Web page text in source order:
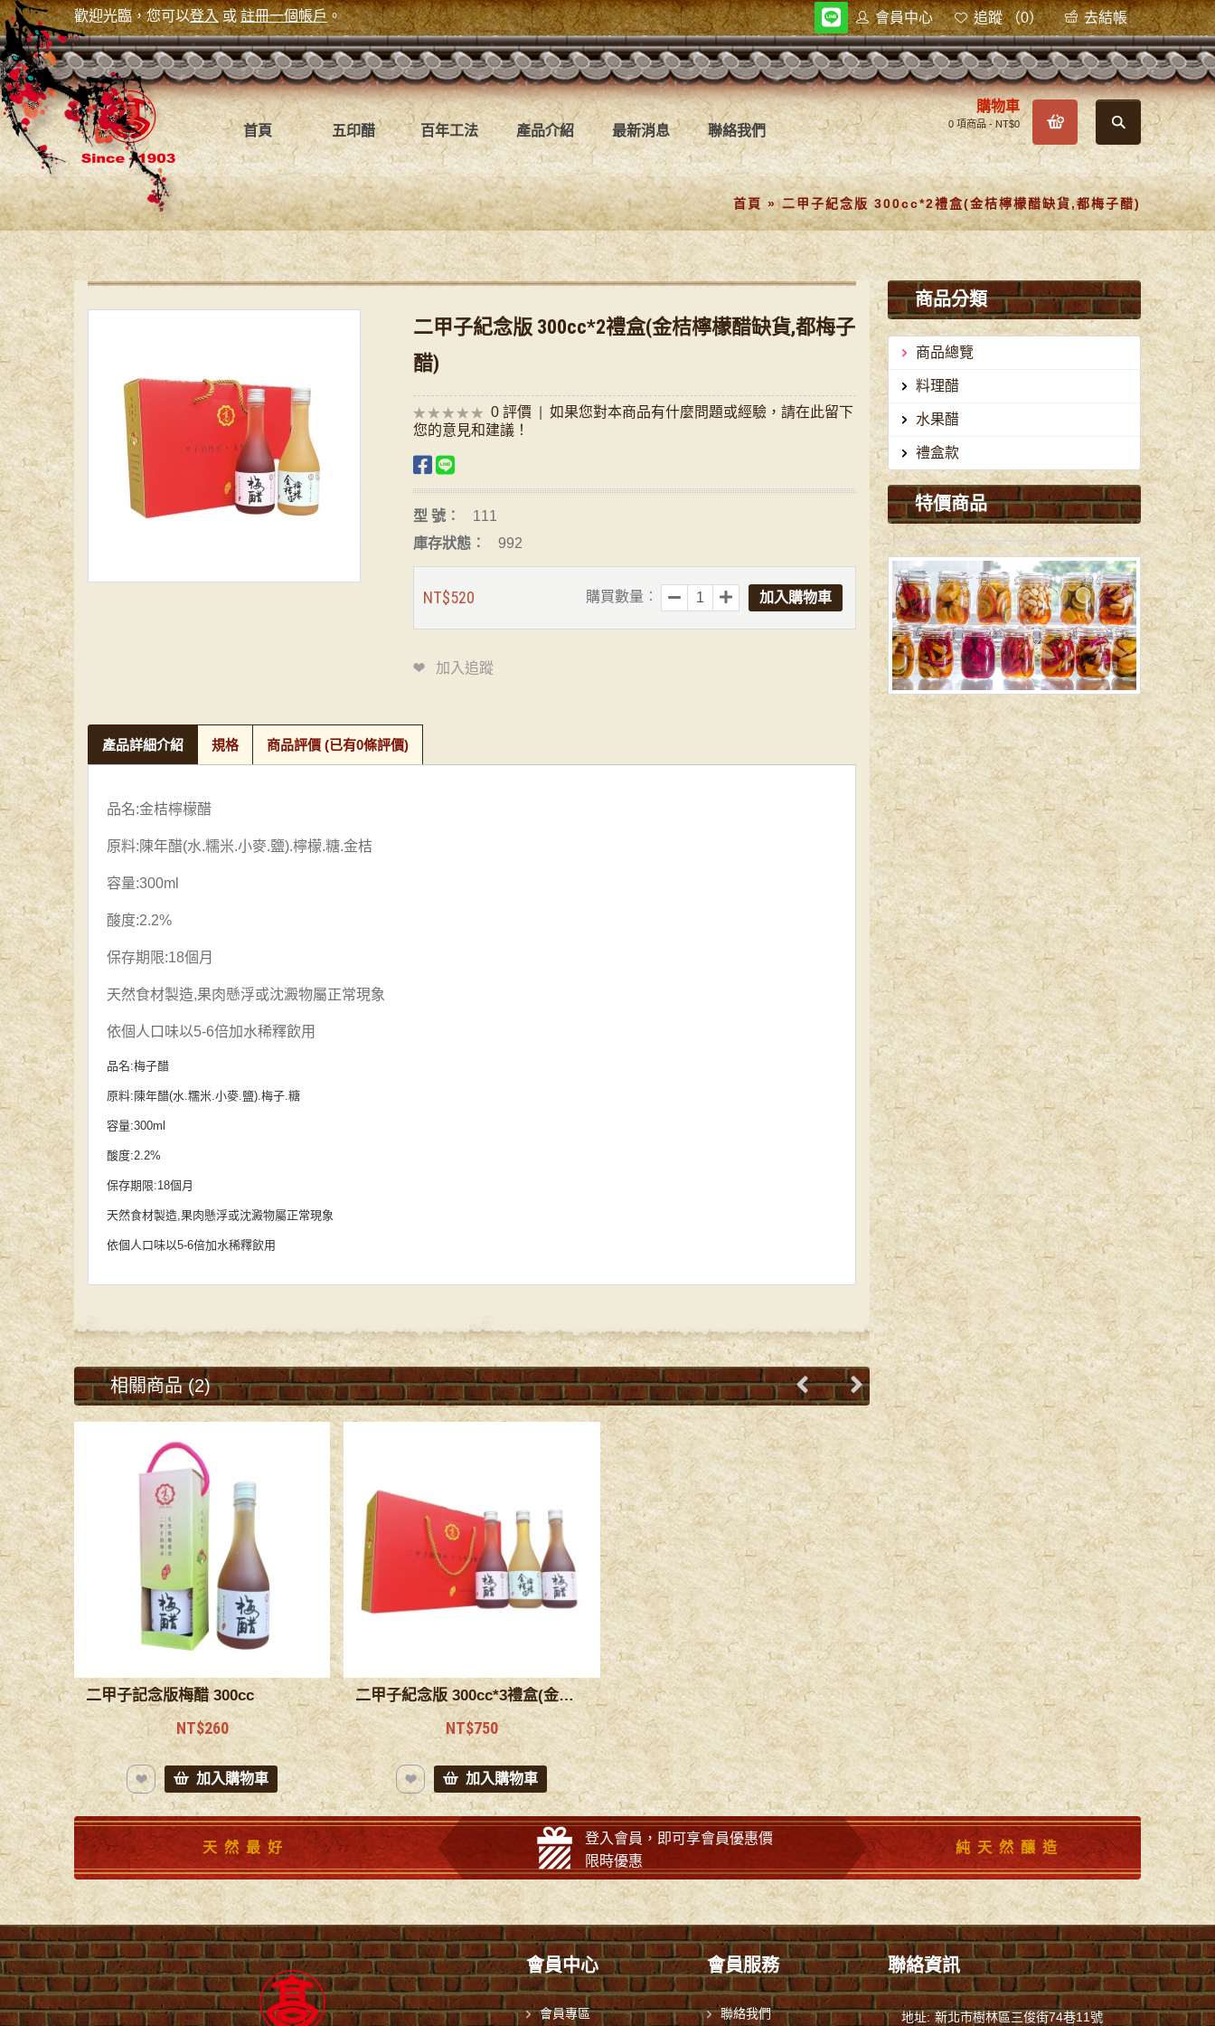
歡迎光臨，您可以登入或註冊一個帳戶。 會員中心 追蹤 （0） 去結帳
購物車
0 項商品 - NT$0
首頁 五印醋 百年工法 產品介紹 最新消息 聯絡我們
首頁»二甲子紀念版 300cc*2禮盒(金桔檸檬醋缺貨,都梅子醋)
二甲子紀念版 300cc*2禮盒(金桔檸檬醋缺貨,都梅子
醋)
0 評價 |如果您對本商品有什麼問題或經驗，請在此留下
您的意見和建議！
型 號︰
111
庫存狀態︰
992
NT$520 購買數量︰
加入追蹤
產品詳細介紹 規格 商品評價 (已有0條評價)
品名:金桔檸檬醋
原料:陳年醋(水.糯米.小麥.鹽).檸檬.糖.金桔
容量:300ml
酸度:2.2%
保存期限:18個月
天然食材製造,果肉懸浮或沈澱物屬正常現象
依個人口味以5-6倍加水稀釋飲用
品名:梅子醋
原料:陳年醋(水.糯米.小麥.鹽).梅子.糖
容量:300ml
酸度:2.2%
保存期限:18個月
天然食材製造,果肉懸浮或沈澱物屬正常現象
依個人口味以5-6倍加水稀釋飲用
相關商品 (2)
二甲子記念版梅醋 300cc
NT$260
二甲子紀念版 300cc*3禮盒(金桔檸檬醋缺貨,都梅子醋)
NT$750
商品分類
商品總覽
料理醋
水果醋
禮盒款
特價商品
天然最好
登入會員，即可享會員優惠價
限時優惠
純天然釀造
會員中心
會員專區
會員服務
聯絡我們
聯絡資訊
地址: 新北市樹林區三俊街74巷11號